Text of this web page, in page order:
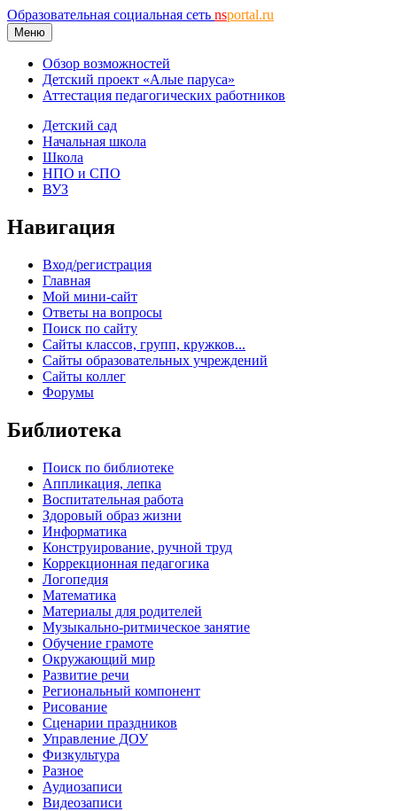
Образовательная социальная сеть nsportal.ru
Меню
Обзор возможностей
Детский проект «Алые паруса»
Аттестация педагогических работников
Детский сад
Начальная школа
Школа
НПО и СПО
ВУЗ
Навигация
Вход/регистрация
Главная
Мой мини-сайт
Ответы на вопросы
Поиск по сайту
Сайты классов, групп, кружков...
Сайты образовательных учреждений
Сайты коллег
Форумы
Библиотека
Поиск по библиотеке
Аппликация, лепка
Воспитательная работа
Здоровый образ жизни
Информатика
Конструирование, ручной труд
Коррекционная педагогика
Логопедия
Математика
Материалы для родителей
Музыкально-ритмическое занятие
Обучение грамоте
Окружающий мир
Развитие речи
Региональный компонент
Рисование
Сценарии праздников
Управление ДОУ
Физкультура
Разное
Аудиозаписи
Видеозаписи